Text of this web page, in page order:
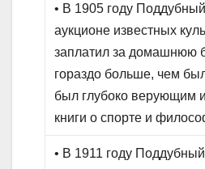
• В 1905 году
аукционе известных
заплатил за домашнюю
гораздо больше, чем
был глубоко верующим
книги о спорте и
• В 1911 году